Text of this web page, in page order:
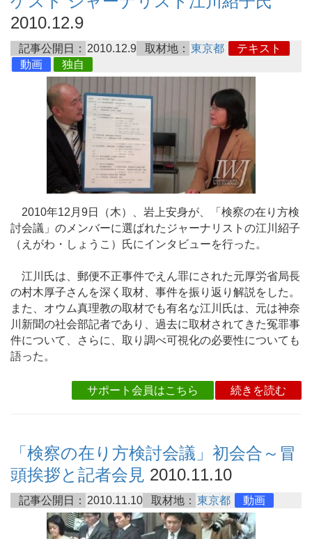
2010.12.9
記事公開日： 2010.12.9 取材地： 東京都
テキスト
動画
独自
2010年12月9日（木）、岩上安身が、「検察の在り方検
討会議」のメンバーに選ばれたジャーナリストの江川紹子
（えがわ・しょうこ）氏にインタビューを行った。
江川氏は、郵便不正事件でえん罪にされた元厚労省局長
の村木厚子さんを深く取材、事件を振り返り解説をした。
また、オウム真理教の取材でも有名な江川氏は、元は神奈
川新聞の社会部記者であり、過去に取材されてきた冤罪事
件について、さらに、取り調べ可視化の必要性についても
語った。
サポート会員はこちら 続きを読む
「検察の在り方検討会議」初会合～冒
頭挨拶と記者会見 2010.11.10
記事公開日： 2010.11.10 取材地： 東京都 動画